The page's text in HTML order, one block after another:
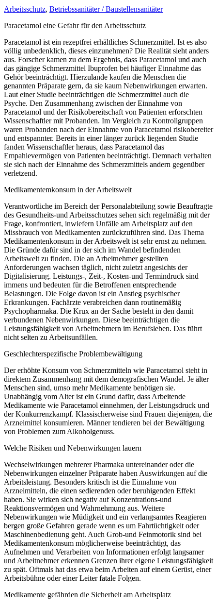
Arbeitsschutz, Betriebssanitäter / Baustellensanitäter
Paracetamol eine Gefahr für den Arbeitsschutz
Paracetamol ist ein rezeptfrei erhältliches Schmerzmittel. Ist es also
völlig unbedenklich, dieses einzunehmen? Die Realität sieht anders
aus. Forscher kamen zu dem Ergebnis, dass Paracetamol und auch
das gängige Schmerzmittel Ibuprofen bei häufiger Einnahme das
Gehör beeinträchtigt. Hierzulande kaufen die Menschen die
genannten Präparate gern, da sie kaum Nebenwirkungen erwarten.
Laut einer Studie beeinträchtigen die Schmerzmittel auch die
Psyche. Den Zusammenhang zwischen der Einnahme von
Paracetamol und der Risikobereitschaft von Patienten erforschten
Wissenschaftler mit Probanden. Im Vergleich zu Kontrollgruppen
waren Probanden nach der Einnahme von Paracetamol risikobereiter
und entspannter. Bereits in einer länger zurück liegenden Studie
fanden Wissenschaftler heraus, dass Paracetamol das
Empahievermögen von Patienten beeinträchtigt. Demnach verhalten
sie sich nach der Einnahme des Schmerzmittels andern gegenüber
verletzend.
Medikamentemkonsum in der Arbeitswelt
Verantwortliche im Bereich der Personalabteilung sowie Beauftragte
des Gesundheits-und Arbeitsschutzes sehen sich regelmäßig mit der
Frage, konfrontiert, inwiefern Unfälle am Arbeitsplatz auf den
Missbrauch von Medikamenten zurückzuführen sind. Das Thema
Medikamentenkonsum in der Arbeitswelt ist sehr ernst zu nehmen.
Die Gründe dafür sind in der sich im Wandel befindenden
Arbeitswelt zu finden. Die an Arbeitnehmer gestellten
Anforderungen wachsen täglich, nicht zuletzt angesichts der
Digitalisierung. Leistungs-, Zeit-, Kosten-und Termindruck sind
immens und bedeuten für die Betroffenen entsprechende
Belastungen. Die Folge davon ist ein Anstieg psychischer
Erkrankungen. Fachärzte verabreichen dann routinemäßig
Psychopharmaka. Die Krux an der Sache besteht in den damit
verbundenen Nebenwirkungen. Diese beeinträchtigen die
Leistungsfähigkeit von Arbeitnehmern im Berufsleben. Das führt
nicht selten zu Arbeitsunfällen.
Geschlechterspezifische Problembewältigung
Der erhöhte Konsum von Schmerzmitteln wie Paracetamol steht in
direktem Zusammenhang mit dem demografischen Wandel. Je älter
Menschen sind, umso mehr Medikamente benötigen sie.
Unabhängig vom Alter ist ein Grund dafür, dass Arbeitende
Medikamente wie Paracetamol einnehmen, der Leistungsdruck und
der Konkurrenzkampf. Klassischerweise sind Frauen diejenigen, die
Arzneimittel konsumieren. Männer tendieren bei der Bewältigung
von Problemen zum Alkoholgenuss.
Welche Risiken und Nebenwirkungen lauern
Wechselwirkungen mehrerer Pharmaka untereinander oder die
Nebenwirkungen einzelner Präparate haben Auswirkungen auf die
Arbeitsleistung. Besonders kritisch ist die Einnahme von
Arzneimitteln, die einen sedierenden oder beruhigenden Effekt
haben. Sie wirken sich negativ auf Konzentrations-und
Reaktionsvermögen und Wahrnehmung aus. Weitere
Nebenwirkungen wie Müdigkeit und ein verlangsamtes Reagieren
bergen große Gefahren gerade wenn es um Fahrtüchtigkeit oder
Maschinenbedienung geht. Auch Grob-und Feinmotorik sind bei
Medikamentenkonsum möglicherweise beeinträchtigt, das
Aufnehmen und Verarbeiten von Informationen erfolgt langsamer
und Arbeitnehmer erkennen Grenzen ihrer eigene Leistungsfähigkeit
zu spät. Oftmals hat das etwa beim Arbeiten auf einem Gerüst, einer
Arbeitsbühne oder einer Leiter fatale Folgen.
Medikamente gefährden die Sicherheit am Arbeitsplatz